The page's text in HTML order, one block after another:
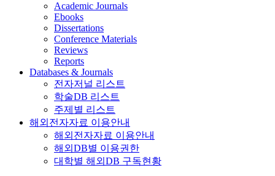
Academic Journals
Ebooks
Dissertations
Conference Materials
Reviews
Reports
Databases & Journals
전자저널 리스트
학술DB 리스트
주제별 리스트
해외전자자료 이용안내
해외전자자료 이용안내
해외DB별 이용권한
대학별 해외DB 구독현황